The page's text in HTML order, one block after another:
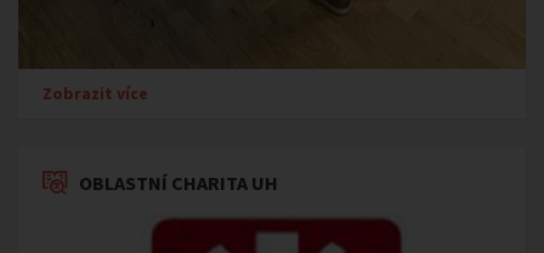
Zobrazit více
OBLASTNÍ CHARITA UH